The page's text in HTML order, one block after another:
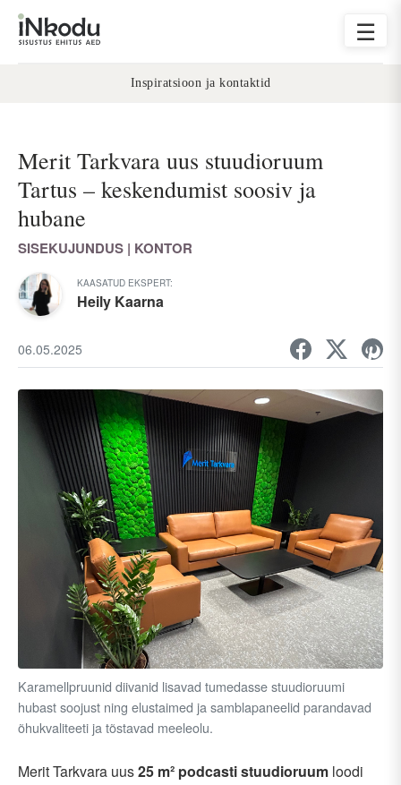
☰
Inspiratsioon ja kontaktid
Merit Tarkvara uus stuudioruum
Tartus – keskendumist soosiv ja
hubane
SISEKUJUNDUS | KONTOR
KAASATUD EKSPERT:
Heily Kaarna
06.05.2025
Karamellpruunid diivanid lisavad tumedasse stuudioruumi
hubast soojust ning elustaimed ja samblapaneelid parandavad
õhukvaliteeti ja tõstavad meeleolu.
Merit Tarkvara uus25 m² podcasti stuudioruum loodi